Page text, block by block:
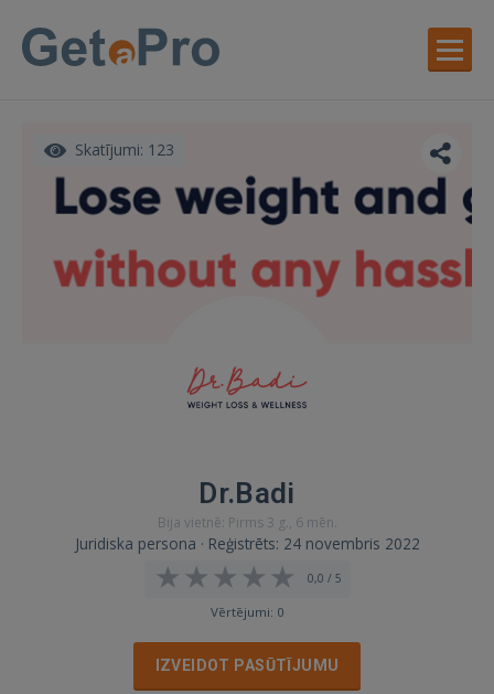
Skatījumi: 123
Dr.Badi
Bija vietnē: Pirms 3 g., 6 mēn.
Juridiska persona · Reģistrēts: 24 novembris 2022
0,0 / 5
Vērtējumi: 0
IZVEIDOT PASŪTĪJUMU